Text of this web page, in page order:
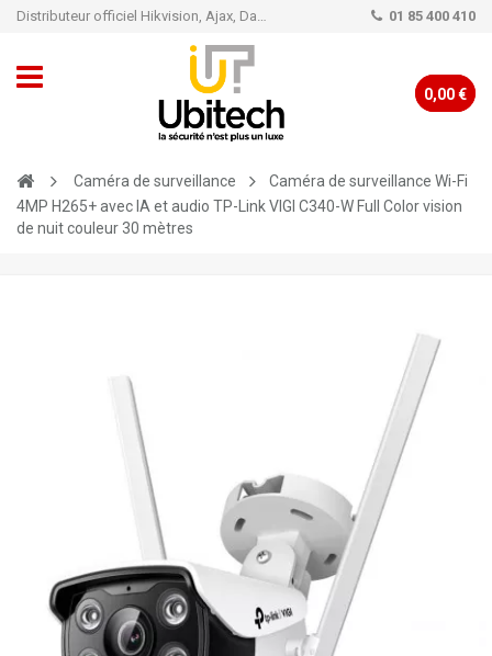
Distributeur officiel Hikvision, Ajax, Dahua, TP-Link - Caméra de vidéo surveillance - Alarme 01 85 400 410
0,00 €
Caméra de surveillance
Caméra de surveillance Wi-Fi
4MP H265+ avec IA et audio TP-Link VIGI C340-W Full Color vision
de nuit couleur 30 mètres